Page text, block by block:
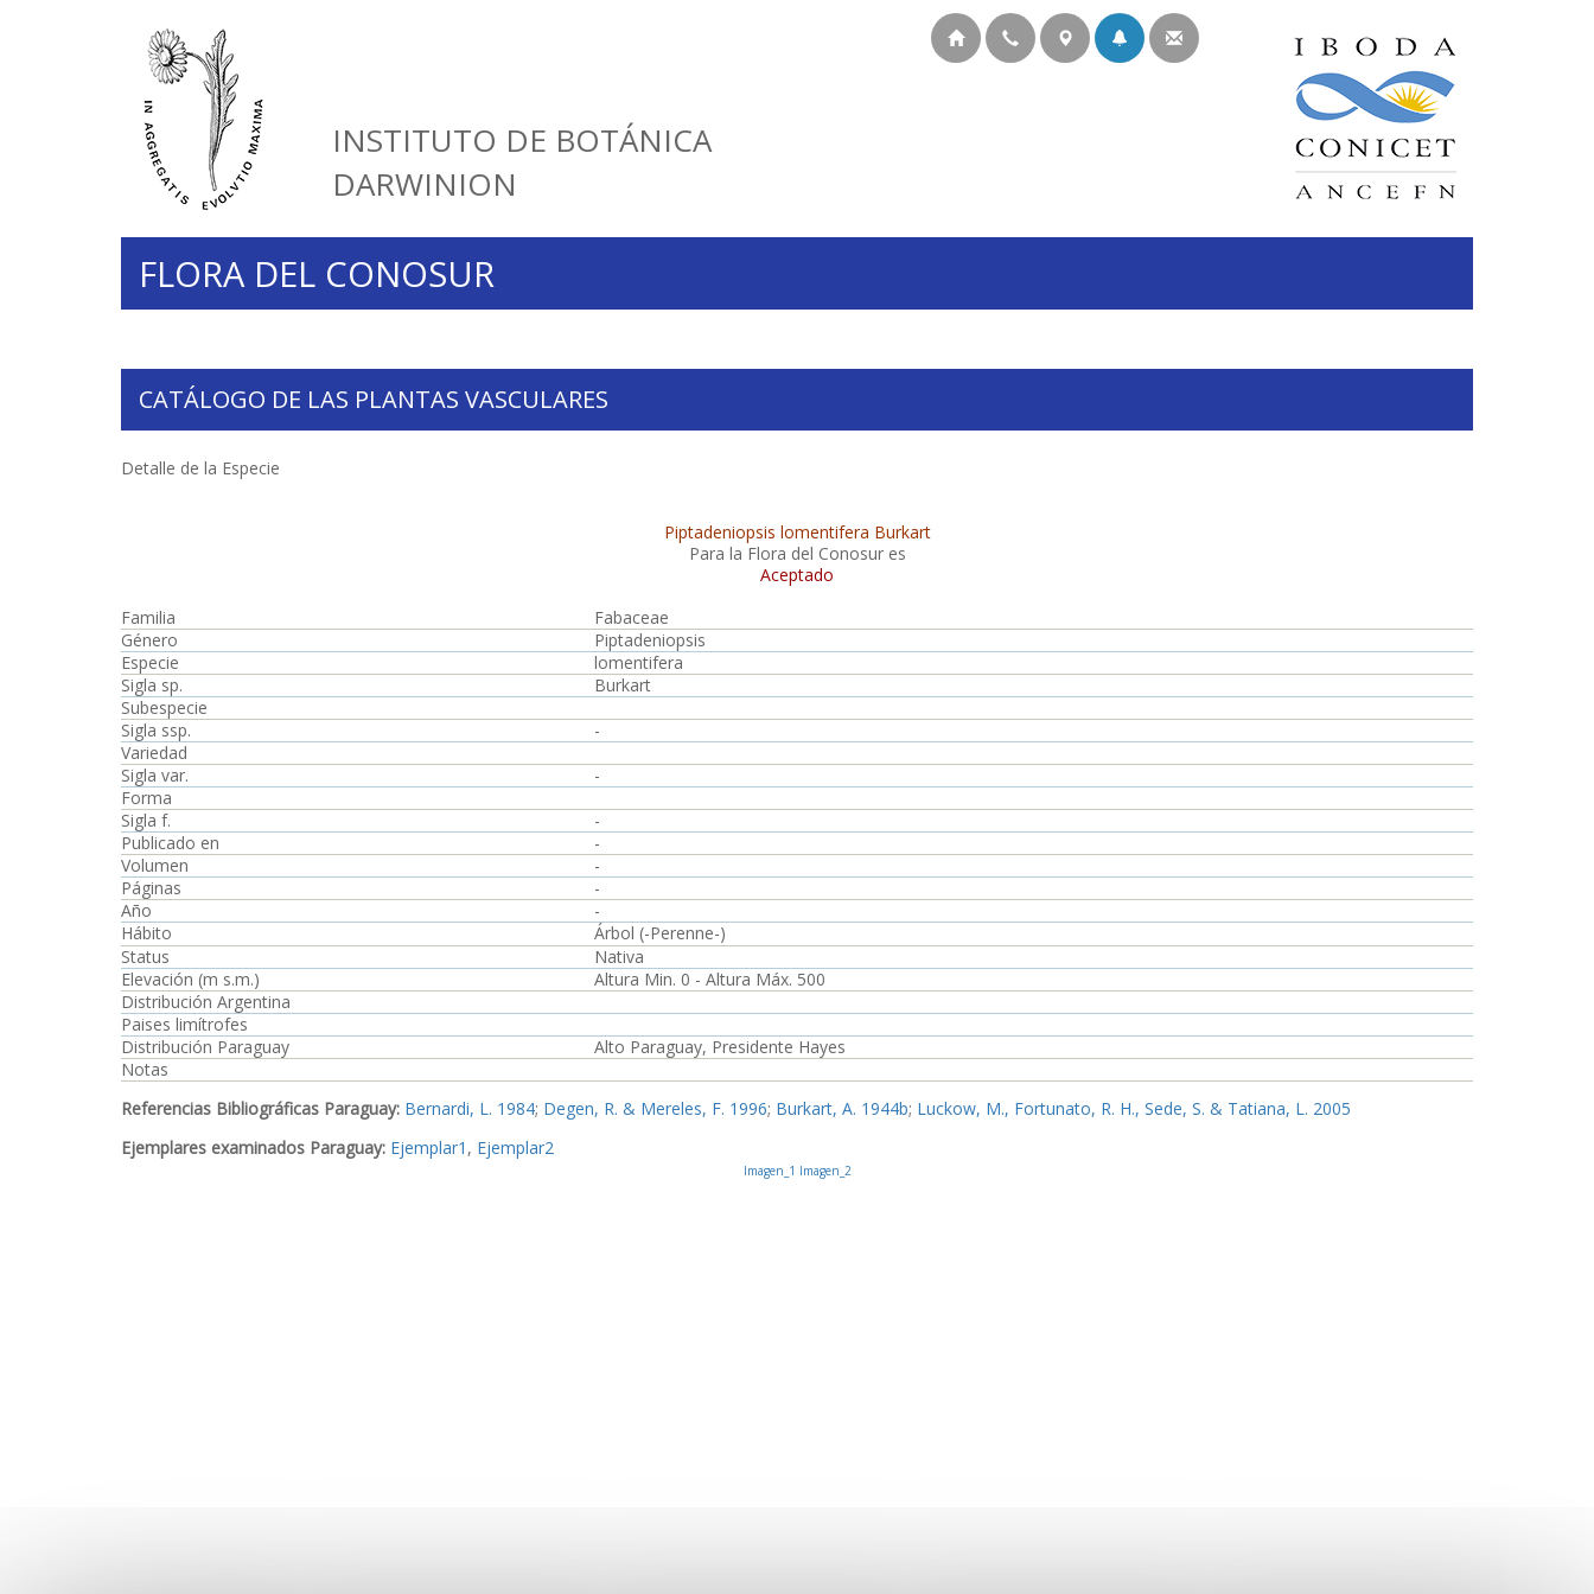
INSTITUTO DE BOTÁNICA
DARWINION
FLORA DEL CONOSUR
CATÁLOGO DE LAS PLANTAS VASCULARES
Detalle de la Especie
Piptadeniopsis lomentifera Burkart
Para la Flora del Conosur es
Aceptado
Familia
Fabaceae
Género
Piptadeniopsis
Especie
lomentifera
Sigla sp.
Burkart
Subespecie
Sigla ssp.
-
Variedad
Sigla var.
-
Forma
Sigla f.
-
Publicado en
-
Volumen
-
Páginas
-
Año
-
Hábito
Árbol (-Perenne-)
Status
Nativa
Elevación (m s.m.)
Altura Min. 0 - Altura Máx. 500
Distribución Argentina
Paises limítrofes
Distribución Paraguay
Alto Paraguay, Presidente Hayes
Notas
Referencias Bibliográficas Paraguay: Bernardi, L. 1984; Degen, R. & Mereles, F. 1996; Burkart, A. 1944b; Luckow, M., Fortunato, R. H., Sede, S. & Tatiana, L. 2005
Ejemplares examinados Paraguay: Ejemplar1 , Ejemplar2
Imagen_1 Imagen_2